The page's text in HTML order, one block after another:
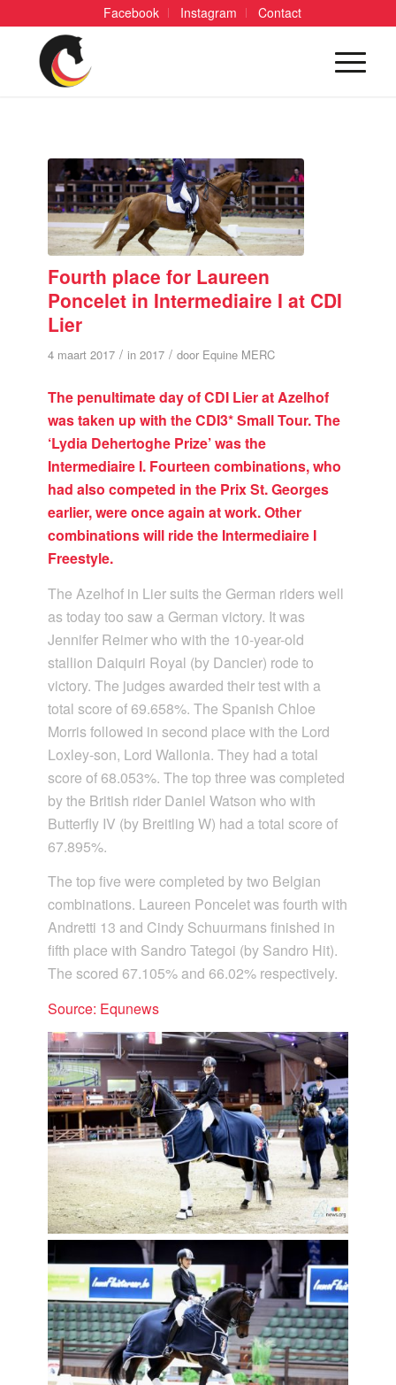
Facebook Instagram Contact
Fourth place for Laureen
Poncelet in Intermediaire I at CDI
Lier
4 maart 2017 / in 2017 / door Equine MERC
The penultimate day of CDI Lier at Azelhof
was taken up with the CDI3* Small Tour. The
‘Lydia Dehertoghe Prize’ was the
Intermediaire I. Fourteen combinations, who
had also competed in the Prix St. Georges
earlier, were once again at work. Other
combinations will ride the Intermediaire I
Freestyle.
The Azelhof in Lier suits the German riders well
as today too saw a German victory. It was
Jennifer Reimer who with the 10-year-old
stallion Daiquiri Royal (by Dancier) rode to
victory. The judges awarded their test with a
total score of 69.658%. The Spanish Chloe
Morris followed in second place with the Lord
Loxley-son, Lord Wallonia. They had a total
score of 68.053%. The top three was completed
by the British rider Daniel Watson who with
Butterfly IV (by Breitling W) had a total score of
67.895%.
The top five were completed by two Belgian
combinations. Laureen Poncelet was fourth with
Andretti 13 and Cindy Schuurmans finished in
fifth place with Sandro Tategoi (by Sandro Hit).
The scored 67.105% and 66.02% respectively.
Source: Equnews